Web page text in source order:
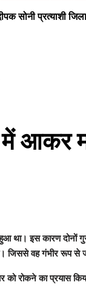
सोनी प्रत्याशी
आकर
था। इस कारण दोनों
जिससे वह गंभीर रूप से
को रोकने का प्रयास